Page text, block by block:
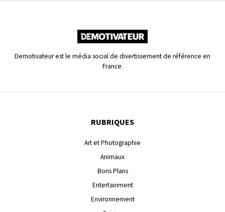
Demotivateur est le média social de divertissement de référence en
France.
RUBRIQUES
Art et Photographie
Animaux
Bons Plans
Entertainment
Environnement